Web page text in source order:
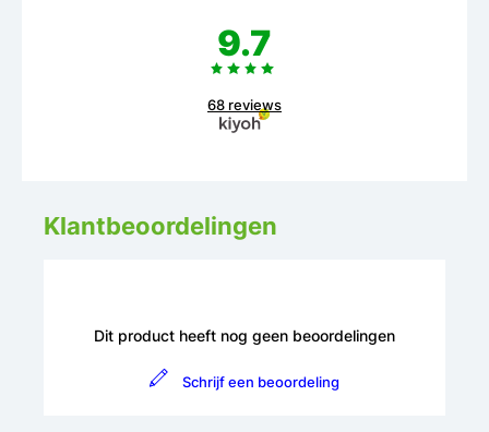
9.7
68 reviews
Klantbeoordelingen
Dit product heeft nog geen beoordelingen
Schrijf een beoordeling